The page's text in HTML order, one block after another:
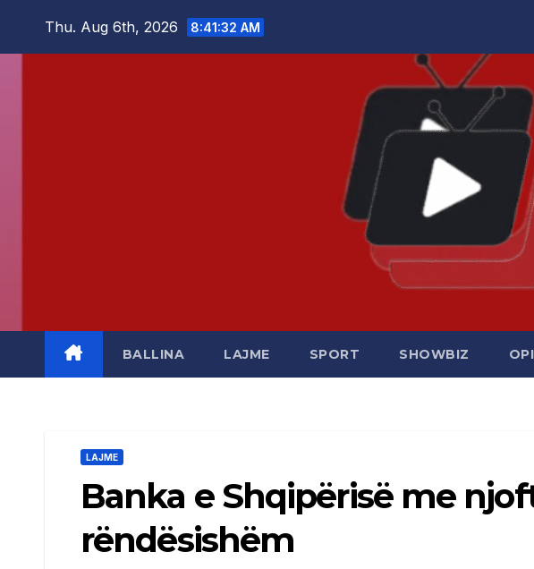
Thu. Aug 6th, 2026 8:41:32 AM
BALLINA LAJME SPORT SHOWBIZ
LAJME
Banka e Shqipërisë me
rëndësishëm